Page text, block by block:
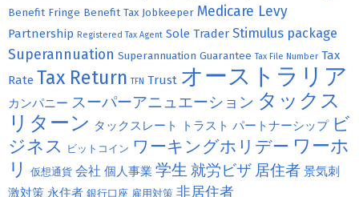
Benefit Fringe Benefit Tax Jobkeeper Medicare Levy
Partnership Registered Tax Agent Sole Trader Stimulus package
Superannuation Superannuation Guarantee Tax File Number Tax
Rate Tax Return TFN Trust オーストラリア
カンパニー スーパーアニュエーション タックス
リターン タックスレート トラスト パートナーシップ ビ
ジネス
ビットコイン ワーキングホリデー ワーホ
リ
仮想通貨 会社 個人事業 学生 就労ビザ 居住者 景気刺
激対策 永住者 銀行口座 雇用対策 非居住者